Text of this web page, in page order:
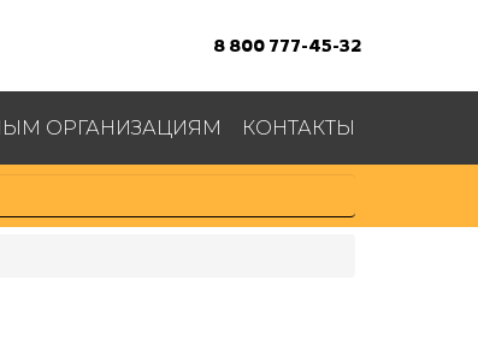
8 800 777-45-32
ОРГАНИЗАЦИЯМ КОНТАКТЫ